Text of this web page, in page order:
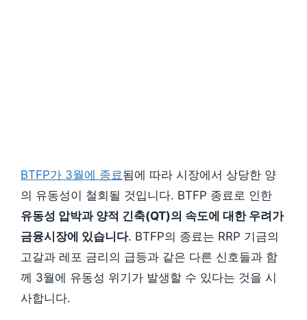
BTFP가 3월에 종료됨에 따라 시장에서 상당한 양
의 유동성이 철회될 것입니다. BTFP 종료로 인한
유동성 압박과 양적 긴축(QT)의 속도에 대한 우려가
금융시장에 있습니다. BTFP의 종료는 RRP 기금의
고갈과 레포 금리의 급등과 같은 다른 신호들과 함
께 3월에 유동성 위기가 발생할 수 있다는 것을 시
사합니다.